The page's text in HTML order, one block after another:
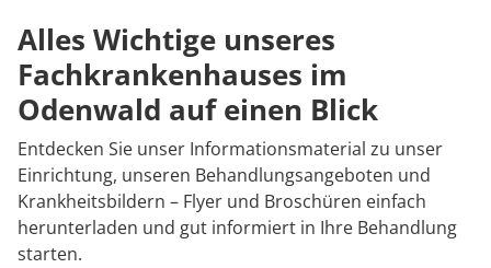
Alles Wichtige unseres
Fachkrankenhauses im
Odenwald auf einen Blick
Entdecken Sie unser Informationsmaterial zu unser
Einrichtung, unseren Behandlungsangeboten und
Krankheitsbildern – Flyer und Broschüren einfach
herunterladen und gut informiert in Ihre Behandlung
starten.